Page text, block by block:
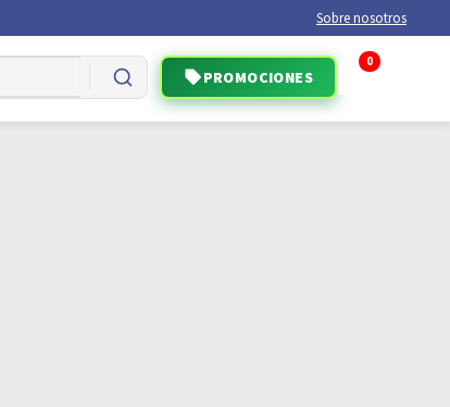
Sobre nosotros
PROMOCIONES
0